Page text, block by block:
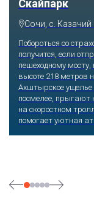
Скайпарк
Сочи, с.
Побороться со
получится, если
пешеходному
высоте 218 метров
Ахштырское ущелье
посмелее, прыгают
на скоростном
помогает уютная